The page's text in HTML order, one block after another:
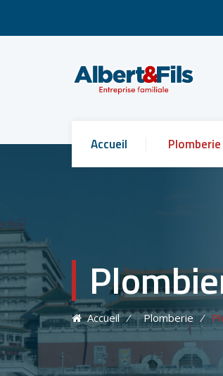
Accueil Plomberie
Accueil ⁄ Plomberie ⁄